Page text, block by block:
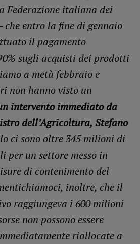
Federazione italiana dei
che entro la fine di gennaio
il pagamento
sugli acquisti dei prodotti
a metà febbraio e
non hanno visto un
intervento immediato da
dell’Agricoltura, Stefano
ci sono oltre 345 milioni di
per un settore messo in
di contenimento del
inoltre, che il
raggiungeva i 600 milioni
non possono essere
riallocate a